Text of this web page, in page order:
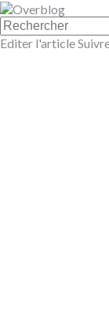
Editer l'article